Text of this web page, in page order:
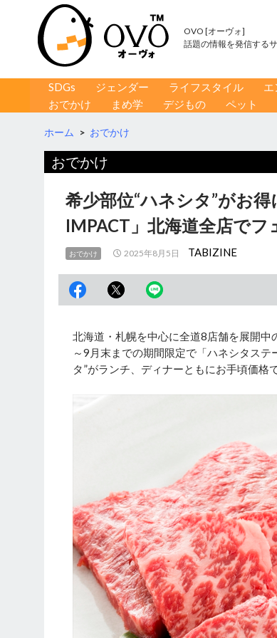
OVO [オーヴォ]
話題の情報を発信する
コンテンツへ移動
SDGs ジェンダー ライフスタイル エ
おでかけ
まめ学 デジもの ペット
ホーム > おでかけ
おでかけ
希少部位“ハネシタ”がお
IMPACT」北海道全店でフ
おでかけ 2025年8月5日 TABIZINE
北海道・札幌を中心に全道8店舗を展開
～9月末までの期間限定で「ハネシタス
タ”がランチ、ディナーともにお手頃価格